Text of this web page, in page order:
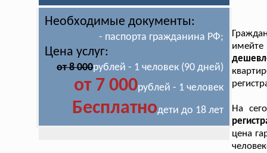
Необходимые документы:
- паспорта гражданина РФ;
Цена услуг:
от 8 000рублей - 1 человек (90 дней)
от 7 000рублей - 1 человек
Бесплатнодети до 18 лет
имейте
На
цена